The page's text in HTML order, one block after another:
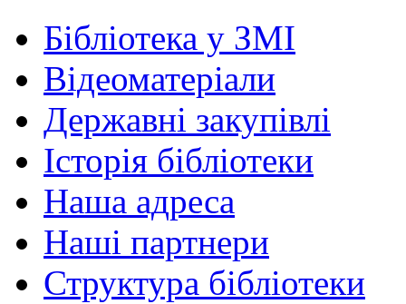
Бібліотека у ЗМІ
Відеоматеріали
Державні закупівлі
Історія бібліотеки
Наша адреса
Наші партнери
Структура бібліотеки